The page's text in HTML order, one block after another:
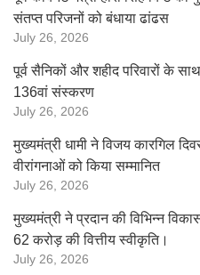
संतप्त परिजनों को बंधाया ढांढस
July 26, 2026
पूर्व सैनिकों और शहीद परिवारों के
136वां संस्करण
July 26, 2026
मुख्यमंत्री धामी ने विजय कारगिल
वीरांगनाओं को किया सम्मानित
July 26, 2026
मुख्यमंत्री ने प्रदान की विभिन्न
62 करोड़ की वित्तीय स्वीकृति।
July 26, 2026